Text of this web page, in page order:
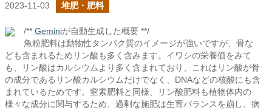
2023-11-03 堆肥・肥料
/** Geminiが自動生成した概要 **/
魚粉肥料は動物性タンパク質のイメージが強いですが、骨な
ども含まれるためリン酸も多く含みます。イワシの栄養価をみて
も、リン酸はカルシウムより多く含まれており、これはリン酸が骨
の成分であるリン酸カルシウムだけでなく、DNAなどの核酸にも含
まれているためです。窒素肥料と同様、リン酸肥料も植物体内の
様々な成分に関与するため、過剰な施肥は生育バランスを崩し、病